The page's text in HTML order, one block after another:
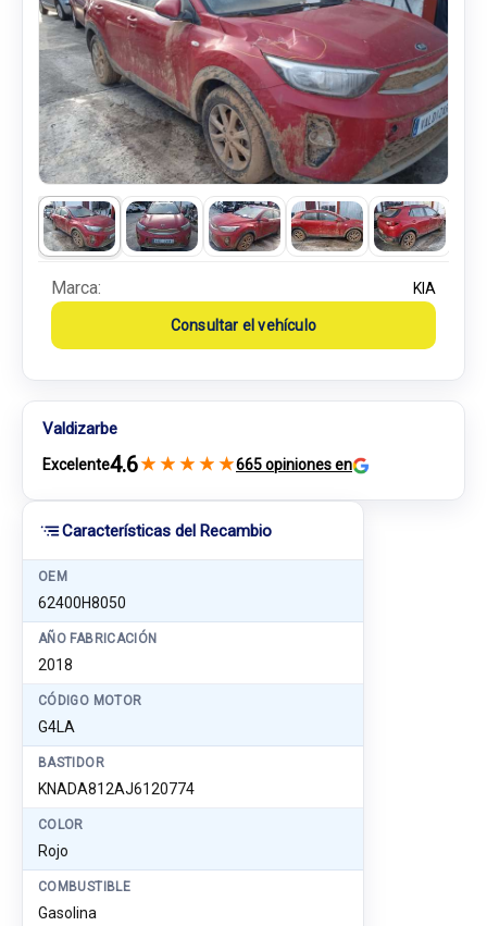
Características del Recambio
OEM
62400H8050
AÑO FABRICACIÓN
2018
CÓDIGO MOTOR
G4LA
BASTIDOR
KNADA812AJ6120774
COLOR
Rojo
COMBUSTIBLE
Gasolina
Marca: KIA
Consultar el vehículo
Valdizarbe
Excelente4.6★ ★ ★ ★ ★665 opiniones en